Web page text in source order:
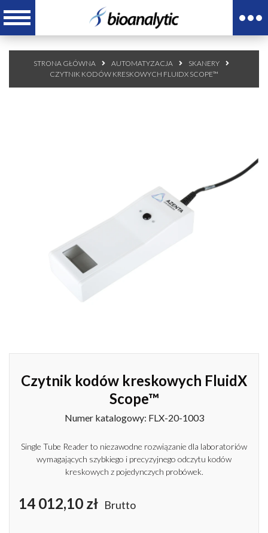
STRONA GŁÓWNA AUTOMATYZACJA
SKANERY
CZYTNIK KODÓW KRESKOWYCH FLUIDX SCOPE™
Czytnik kodów kreskowych FluidX
Scope™
Numer katalogowy: FLX-20-1003
Single Tube Reader to niezawodne rozwiązanie dla laboratoriów
wymagających szybkiego i precyzyjnego odczytu kodów
kreskowych z pojedynczych probówek.
14 012,10 zł Brutto